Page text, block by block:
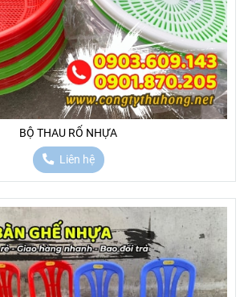
BỘ THAU RỔ NHỰA
Liên hệ